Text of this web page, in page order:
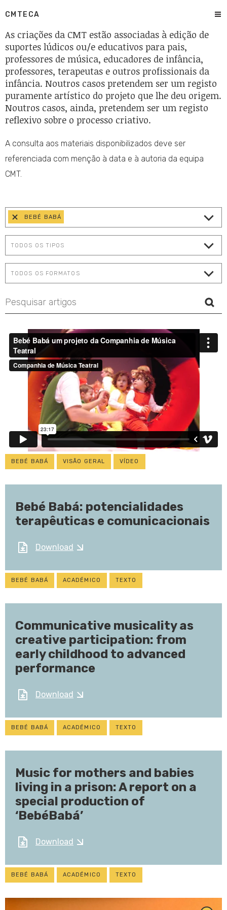
CMTECA
As criações da CMT estão associadas à edição de
suportes lúdicos ou/e educativos para pais,
professores de música, educadores de infância,
professores, terapeutas e outros profissionais da
infância. Noutros casos pretendem ser um registo
puramente artístico do projeto que lhe deu origem.
Noutros casos, ainda, pretendem ser um registo
reflexivo sobre o processo criativo.
A consulta aos materiais disponibilizados deve ser
referenciada com menção à data e à autoria da equipa
CMT.
BEBÉ BABÁ
BEBÉ BABÁ VISÃO GERAL VÍDEO
Bebé Babá: potencialidades
terapêuticas e comunicacionais
Download
BEBÉ BABÁ ACADÉMICO TEXTO
Communicative musicality as
creative participation: from
early childhood to advanced
performance
Download
BEBÉ BABÁ ACADÉMICO TEXTO
Music for mothers and babies
living in a prison: A report on a
special production of
‘BebéBabá’
Download
BEBÉ BABÁ ACADÉMICO TEXTO